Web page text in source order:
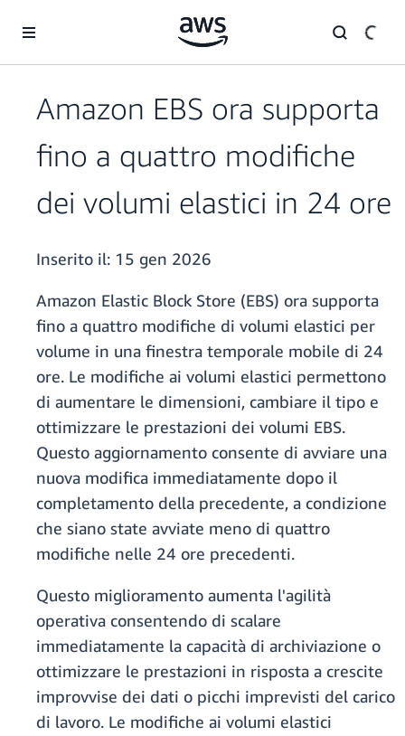
Amazon EBS ora supporta
fino a quattro modifiche
dei volumi elastici in 24 ore
Inserito il: 15 gen 2026
Amazon Elastic Block Store (EBS) ora supporta
fino a quattro modifiche di volumi elastici per
volume in una finestra temporale mobile di 24
ore. Le modifiche ai volumi elastici permettono
di aumentare le dimensioni, cambiare il tipo e
ottimizzare le prestazioni dei volumi EBS.
Questo aggiornamento consente di avviare una
nuova modifica immediatamente dopo il
completamento della precedente, a condizione
che siano state avviate meno di quattro
modifiche nelle 24 ore precedenti.
Questo miglioramento aumenta l'agilità
operativa consentendo di scalare
immediatamente la capacità di archiviazione o
ottimizzare le prestazioni in risposta a crescite
improvvise dei dati o picchi imprevisti del carico
di lavoro. Le modifiche ai volumi elastici